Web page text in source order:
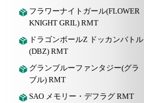
フラワーナイトガール(FLOWER
KNIGHT GRIL) RMT
ドラゴンボールZ ドッカンバトル
(DBZ) RMT
グランブルーファンタジー(グラ
ブル) RMT
SAO メモリー・デフラグ RMT